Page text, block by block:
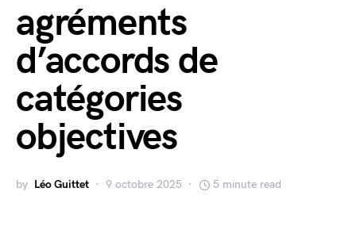
agréments
d’accords de
catégories
objectives
by Léo Guittet 9 octobre 2025 5 minute read